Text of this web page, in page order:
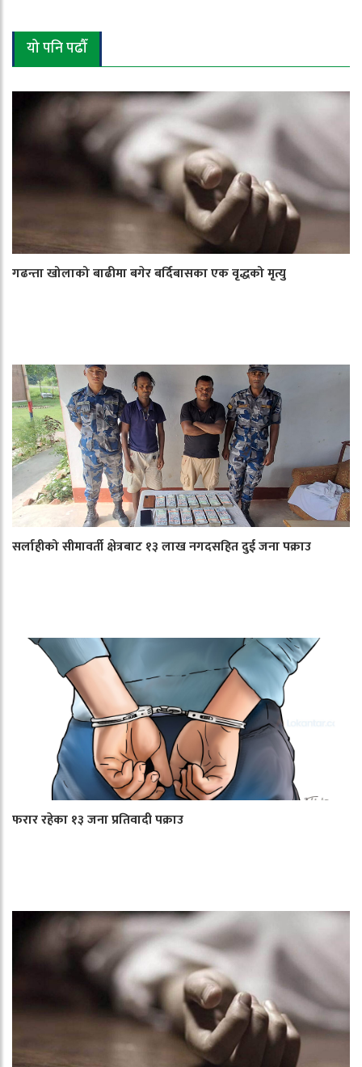
यो पनि पढौँ
गढन्ता खोलाको बाढीमा बगेर बर्दिबासका एक वृद्धको मृत्यु
सर्लाहीको सीमावर्ती क्षेत्रबाट १३ लाख नगदसहित दुई जना पक्राउ
फरार रहेका १३ जना प्रतिवादी पक्राउ